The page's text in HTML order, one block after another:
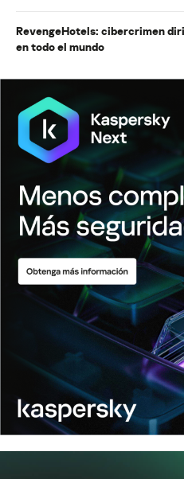
RevengeHotels: cibercrimen
en todo el mundo